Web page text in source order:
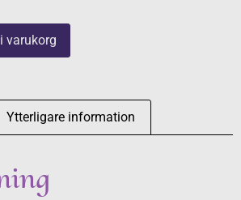
varukorg
Ytterligare information